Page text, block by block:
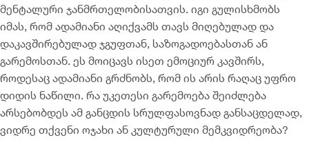
მენტალური ჯანმრთელობისათვის. იგი გულისხმობს
იმას, რომ ადამიანი აღიქვამს თავს მიღებულად და
დაკავშირებულად ჯგუფთან, საზოგადოებასთან ან
გარემოსთან. ეს მოიცავს ისეთ ემოციურ კავშირს,
როდესაც ადამიანი გრძნობს, რომ ის არის რაღაც უფრო
დიდის ნაწილი. რა უკეთესი გარემოება შეიძლება
არსებობდეს ამ განცდის სრულფასოვნად განსაცდელად,
ვიდრე თქვენი ოჯახი ან კულტურული მემკვიდრეობა?